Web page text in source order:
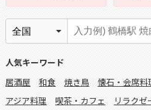
人気キーワード
居酒屋
和食 焼き鳥 懐石・会席料
アジア料理
喫茶・カフェ リラクゼ